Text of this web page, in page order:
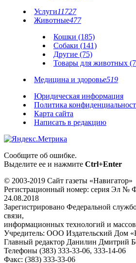
Услуги11727
Животные477
Кошки (185)
Собаки (141)
Другие (75)
Товары для животных
Медицина и здоровье519
Юридическая информация
Политика
Карта сайта
Написать в редакцию
Сообщите об ошибке.
Выделите ее и нажмите Ctrl+Enter
© 2003-2019 Сайт газеты
Регистрационный номер: серия Эл №
24.08.2018
Зарегистрировано Федеральной
связи,
информационных технологий и
Учредитель: ООО Издательский Дом
Главный редактор Данилин Дмитрий
Телефоны (383) 333-33-06, 333-14-06
Факс: (383) 333-33-06